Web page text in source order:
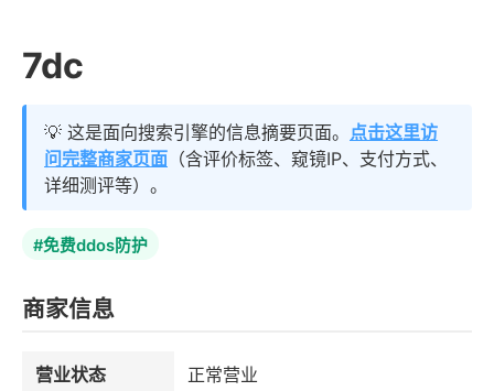
7dc
💡 这是面向搜索引擎的信息摘要页面。 点击这里访
问完整商家页面 （含评价标签、窥镜IP、支付方式、
详细测评等）。
#免费ddos防护
商家信息
营业状态
正常营业